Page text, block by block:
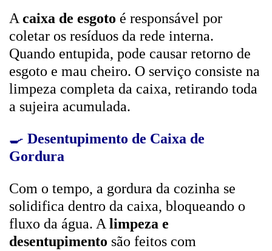
A caixa de esgoto é responsável por
coletar os resíduos da rede interna.
Quando entupida, pode causar retorno de
esgoto e mau cheiro. O serviço consiste na
limpeza completa da caixa, retirando toda
a sujeira acumulada.
🍳 Desentupimento de Caixa de
Gordura
Com o tempo, a gordura da cozinha se
solidifica dentro da caixa, bloqueando o
fluxo da água. A limpeza e
desentupimento são feitos com